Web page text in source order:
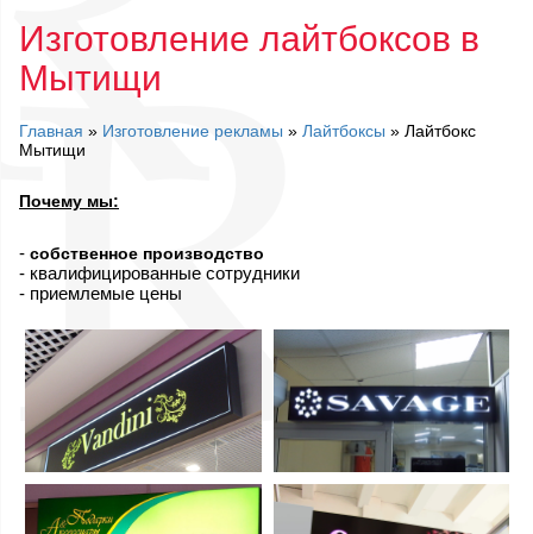
Изготовление лайтбоксов в
Мытищи
Главная » Изготовление рекламы » Лайтбоксы » Лайтбокс
Мытищи
Почему мы:
- собственное производство
- квалифицированные сотрудники
- приемлемые цены